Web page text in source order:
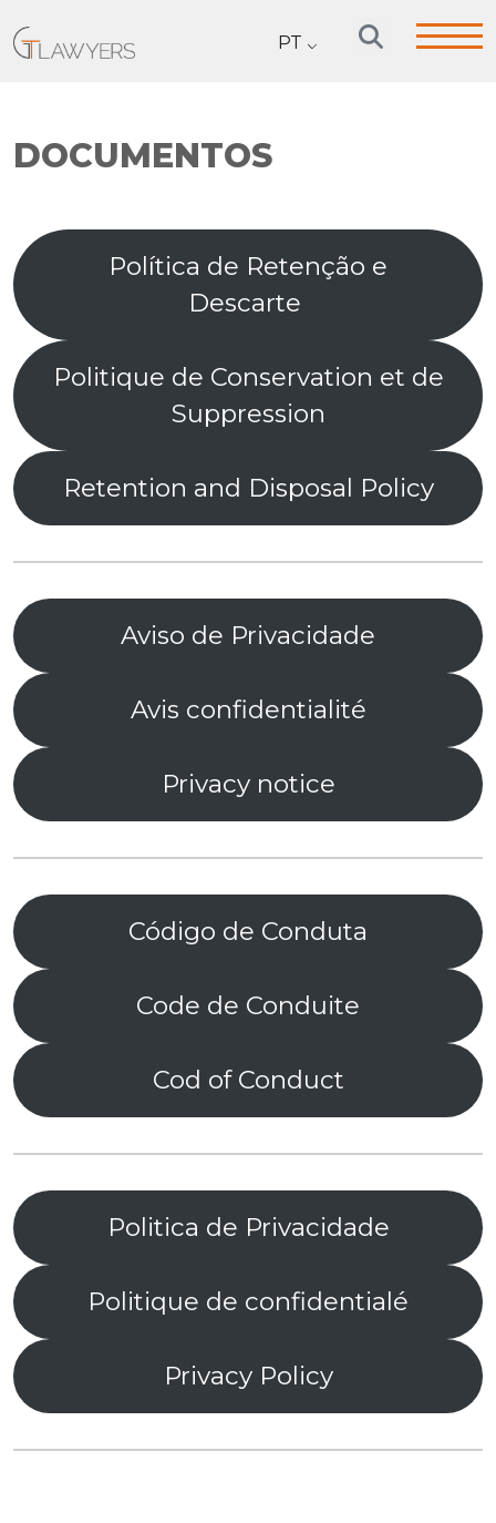
PT
DOCUMENTOS
Política de Retenção e
Descarte
Politique de Conservation et de
Suppression
Retention and Disposal Policy
Aviso de Privacidade
Avis confidentialité
Privacy notice
Código de Conduta
Code de Conduite
Cod of Conduct
Politica de Privacidade
Politique de confidentialé
Privacy Policy